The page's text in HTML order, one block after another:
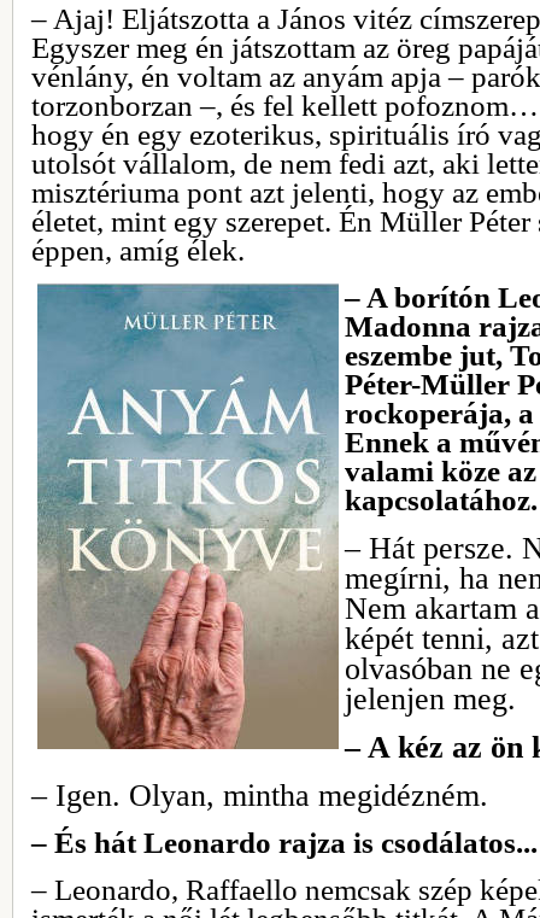
– Ajaj! Eljátszotta a János vitéz
Egyszer meg én játszottam az öreg
vénlány, én voltam az anyám apja –
torzonborzan –, és fel kellett
hogy én egy ezoterikus, spirituális író
utolsót vállalom, de nem fedi azt, aki
misztériuma pont azt jelenti, hogy az
életet, mint egy szerepet. Én Müller Péter
éppen, amíg élek.
– A borítón
Madonna
eszembe jut,
Péter-Müller
rockoperája,
Ennek a
valami köze
kapcsolatához.
– Hát persze.
megírni, ha
Nem akartam
képét tenni,
olvasóban ne
jelenjen meg.
– A kéz az ön
– Igen. Olyan, mintha megidézném.
– És hát Leonardo rajza is csodálatos...
– Leonardo, Raffaello nemcsak szép